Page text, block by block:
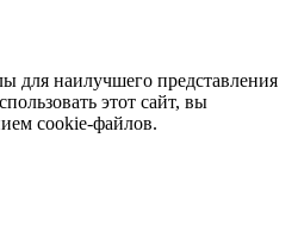
для наилучшего представления
этот сайт, вы
cookie-файлов.